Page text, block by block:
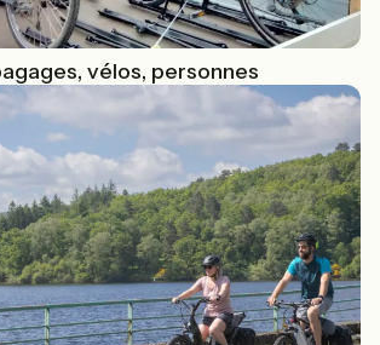
vélos, personnes